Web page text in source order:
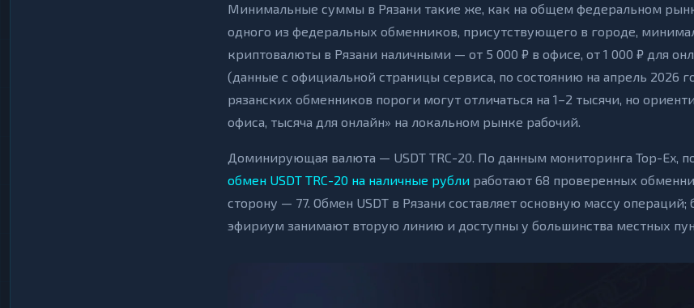
Минимальные суммы в Рязани такие же, как на общем федеральном
одного из федеральных обменников, присутствующего в городе,
криптовалюты в Рязани наличными — от 5 000 ₽ в офисе, от 1 000 ₽ для
(данные с официальной страницы сервиса, по состоянию на апрель 2026
рязанских обменников пороги могут отличаться на 1–2 тысячи, но
офиса, тысяча для онлайн» на локальном рынке рабочий.
Доминирующая валюта — USDT TRC-20. По данным мониторинга Top-Ex,
обмен USDT TRC-20 на наличные рубли работают 68 проверенных
сторону — 77. Обмен USDT в Рязани составляет основную массу операций;
эфириум занимают вторую линию и доступны у большинства местных